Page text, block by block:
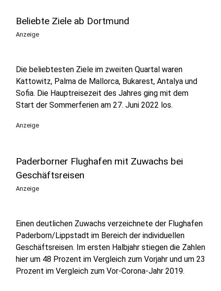
Beliebte Ziele ab Dortmund
Anzeige
Die beliebtesten Ziele im zweiten Quartal waren
Kattowitz, Palma de Mallorca, Bukarest, Antalya und
Sofia. Die Hauptreisezeit des Jahres ging mit dem
Start der Sommerferien am 27. Juni 2022 los.
Anzeige
Paderborner Flughafen mit Zuwachs bei
Geschäftsreisen
Anzeige
Einen deutlichen Zuwachs verzeichnete der Flughafen
Paderborn/Lippstadt im Bereich der individuellen
Geschäftsreisen. Im ersten Halbjahr stiegen die Zahlen
hier um 48 Prozent im Vergleich zum Vorjahr und um 23
Prozent im Vergleich zum Vor-Corona-Jahr 2019.